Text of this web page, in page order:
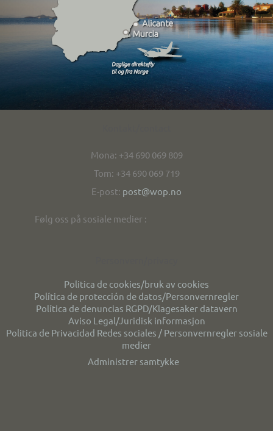
Mona: +34 690 069 809
Tom: +34 690 069 719
E-post: post@wop.no
Følg oss på sosiale medier :
Politica de cookies/bruk av cookies
Política de protección de datos/Personvernregler
Política de denuncias RGPD/Klagesaker datavern
Aviso Legal/Juridisk informasjon
Politica de Privacidad Redes sociales / Personvernregler sosiale
medier
Administrer samtykke